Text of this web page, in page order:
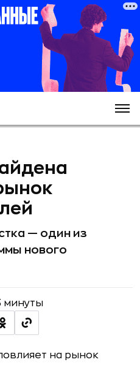
— один из
нового
минуты